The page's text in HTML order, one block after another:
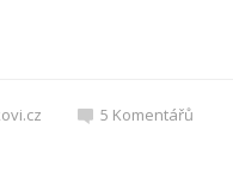
5 Komentářů